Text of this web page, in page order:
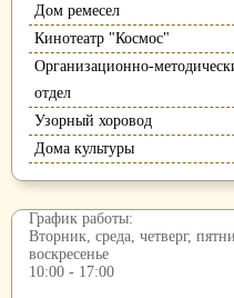
Дом ремесел
Кинотеатр "Космос"
Организационно-
отдел
Узорный хоровод
Дома культуры
График работы:
Вторник, среда, четверг,
воскресенье
10:00 - 17:00